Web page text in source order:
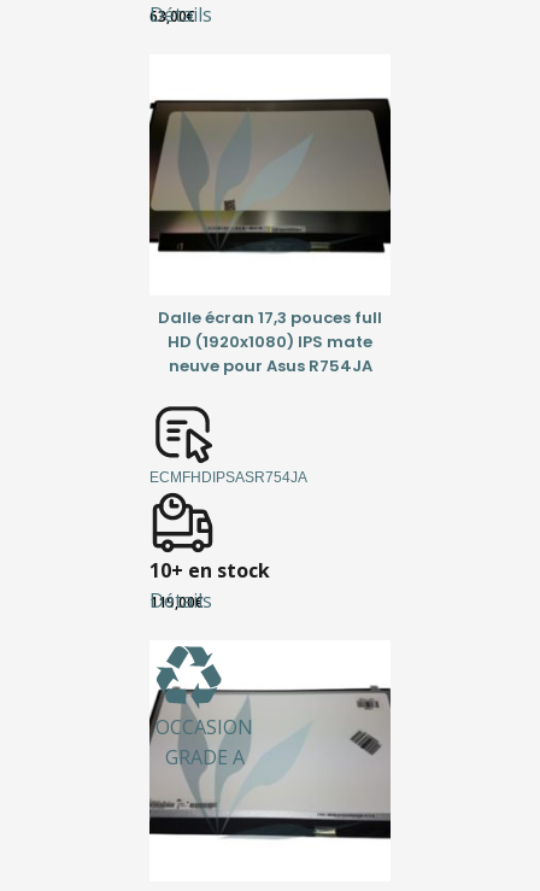
Détails
63,00€
Détails
Dalle écran 17,3 pouces full
HD (1920x1080) IPS mate
neuve pour Asus R754JA
ECMFHDIPSASR754JA
10+ en stock
119,00€
OCCASION
GRADE A